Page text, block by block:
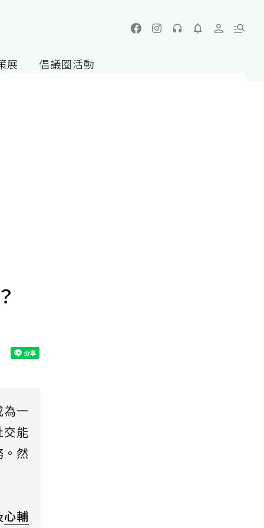
展 倡議圈活動
為一
交能
然
心輔